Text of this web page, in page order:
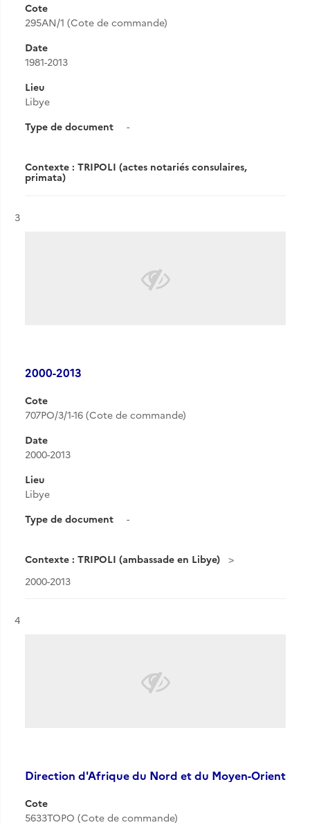
Cote
295AN/1 (Cote de commande)
Date
1981-2013
Lieu
Libye
Type de document
-
Contexte : TRIPOLI (actes notariés consulaires,
primata)
Résultat n°
3
2000-2013
Cote
707PO/3/1-16 (Cote de commande)
Date
2000-2013
Lieu
Libye
Type de document
-
Contexte : TRIPOLI (ambassade en Libye)
2000-2013
Résultat n°
4
Direction d'Afrique du Nord et du Moyen-Orient
Cote
5633TOPO (Cote de commande)